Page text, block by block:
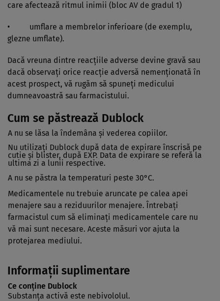
care afectează ritmul inimii (bloc AV de gradul 1)
• umflare a membrelor inferioare (de exemplu,
glezne umflate).
Dacă vreuna dintre reacţiile adverse devine gravă sau
dacă observaţi orice reacţie adversă nemenţionată în
acest prospect, vă rugăm să spuneţi medicului
dumneavoastră sau farmacistului.
Cum se păstrează Dublock
A nu se lăsa la îndemâna şi vederea copiilor.
Nu utilizaţi Dublock după data de expirare înscrisă pe
cutie şi blister, după EXP. Data de expirare se referă la
ultima zi a lunii respective.
A nu se păstra la temperaturi peste30°C.
Medicamentele nu trebuie aruncate pe calea apei
menajere sau a reziduurilor menajere. Întrebaţi
farmacistul cum să eliminaţi medicamentele care nu
vă mai sunt necesare. Aceste măsuri vor ajuta la
protejarea mediului.
Informaţii suplimentare
Ce conţine Dublock
Substanţa activă este nebivololul.